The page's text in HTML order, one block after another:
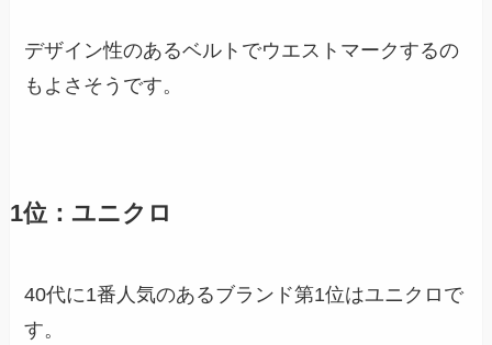
デザイン性のあるベルトでウエストマークするの
もよさそうです。
1位：ユニクロ
40代に1番人気のあるブランド第1位はユニクロで
す。